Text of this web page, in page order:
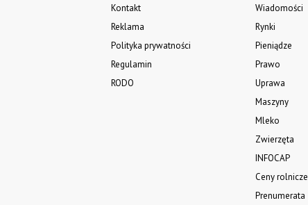
Kontakt
Reklama
Polityka prywatności
Regulamin
RODO
Wiadomości
Rynki
Pieniądze
Prawo
Uprawa
Maszyny
Mleko
Zwierzęta
INFOCAP
Ceny rolnicze
Prenumerata